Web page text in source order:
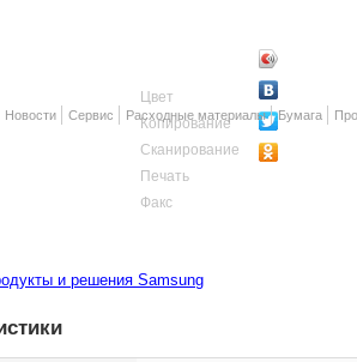
Новости Сервис Расходные материалы Бумага
Цвет
Копирование
Сканирование
Печать
Факс
и решения Samsung